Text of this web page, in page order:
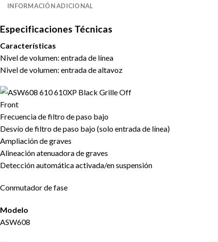
INFORMACIÓN ADICIONAL
Especificaciones Técnicas
Características
Nivel de volumen: entrada de línea
Nivel de volumen: entrada de altavoz
Frecuencia de filtro de paso bajo
Desvío de filtro de paso bajo (solo entrada de línea)
Ampliación de graves
Alineación atenuadora de graves
Detección automática activada/en suspensión
Conmutador de fase
Modelo
ASW608